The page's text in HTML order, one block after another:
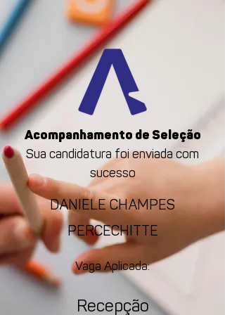
Acompanhamento de Seleção
Sua candidatura foi enviada com
sucesso
DANIELE CHAMPES
PERCECHITTE
Vaga Aplicada:
Recepção